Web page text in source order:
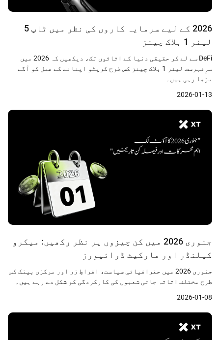
2026 کے لیے سرمایہ کاروں کی نظر میں ٹاپ 5
لیئر 1 بلاک چینز
DeFi سے لے کر حقیقی دنیا کے اثاثوں تک، دیکھیں کہ 2026 میں
سرِفہرست لیئر 1 بلاک چینز کس طرح کرپٹو اپنانے کے عمل کو آگے
بڑھا رہی ہیں۔
2026-01-13
جنوری 2026 میں کن چیزوں پر نظر رکھیں: میکرو
کیلنڈر اور مارکیٹ ڈرائیورز
جنوری 2026 میں جغرافیائی سیاست، افراطِ زر اور مرکزی بینک کس
طرح مختلف اثاثہ جاتی شعبوں کی کارکردگی کو شکل دے رہے ہیں۔
2026-01-08